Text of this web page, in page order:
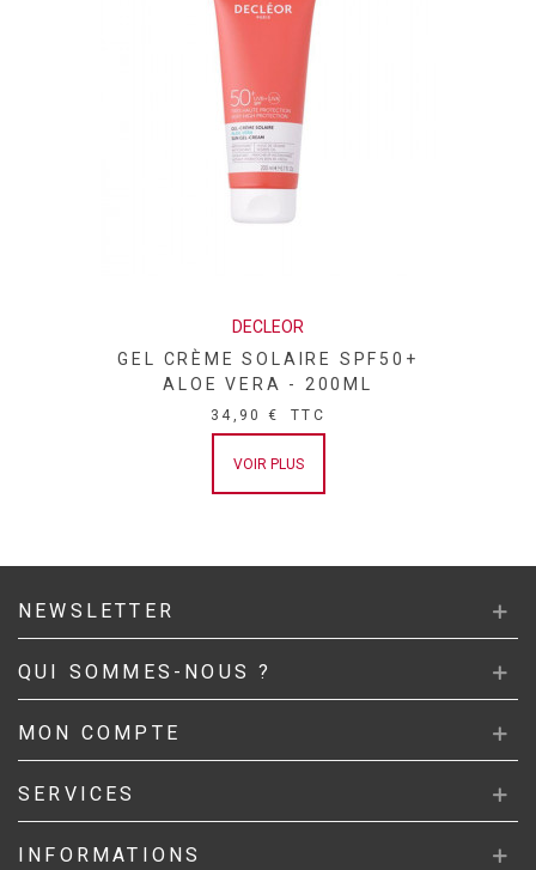
DECLEOR
GEL CRÈME SOLAIRE SPF50+
ALOE VERA - 200ML
34,90 € TTC
VOIR PLUS
NEWSLETTER
QUI SOMMES-NOUS ?
MON COMPTE
SERVICES
INFORMATIONS